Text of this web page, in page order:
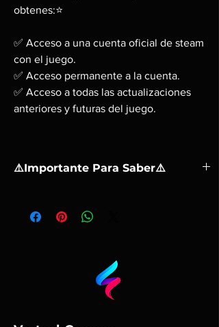
obtenes:⭐
✅ Acceso a una cuenta oficial de steam
con el juego.
✅ Acceso permanente a la cuenta.
✅ Acceso a todas las actualizaciones
anteriores y futuras del juego.
⚠️Importante Para Saber⚠️
❗ No puede activarse el préstamo familiar. Se
❗ Tu estas comprando una cuenta con el
la contraseña de la cuenta de steam, despues